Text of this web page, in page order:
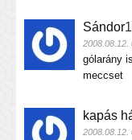
Sándor
2008.08.12.
gólarány
meccset
kapás
2008.08.12.